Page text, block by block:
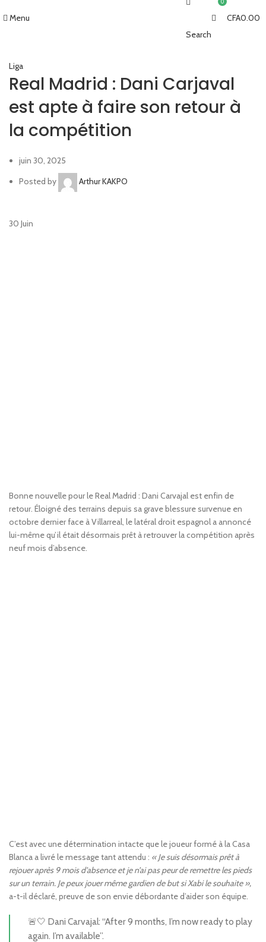
Menu
Search
0
CFA0.00
Liga
Real Madrid : Dani Carjaval
est apte à faire son retour à
la compétition
juin 30, 2025
Posted by
Arthur KAKPO
30 Juin
Bonne nouvelle pour le Real Madrid : Dani Carvajal est enfin de
retour. Éloigné des terrains depuis sa grave blessure survenue en
octobre dernier face à Villarreal, le latéral droit espagnol a annoncé
lui-même qu’il était désormais prêt à retrouver la compétition après
neuf mois d’absence.
C’est avec une détermination intacte que le joueur formé à la Casa
Blanca a livré le message tant attendu : « Je suis désormais prêt à
rejouer après 9 mois d’absence et je n’ai pas peur de remettre les pieds
sur un terrain. Je peux jouer même gardien de but si Xabi le souhaite »,
a-t-il déclaré, preuve de son envie débordante d’aider son équipe.
🚨🤍 Dani Carvajal: “After 9 months, I’m now ready to play
again. I’m available”.